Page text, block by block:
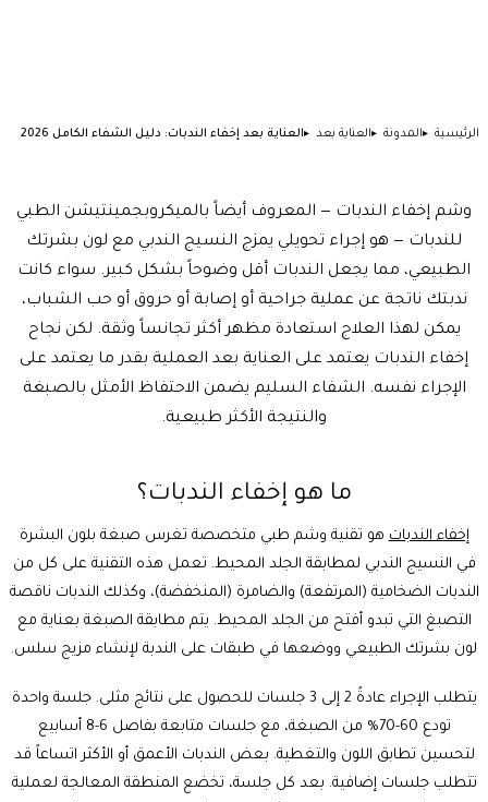
الرئيسية المدونة العناية بعد العناية بعد إخفاء الندبات: دليل الشفاء الكامل 2026
وشم إخفاء الندبات — المعروف أيضاً بالميكروبجمينتيشن الطبي
للندبات — هو إجراء تحويلي يمزج النسيج الندبي مع لون بشرتك
الطبيعي، مما يجعل الندبات أقل وضوحاً بشكل كبير. سواء كانت
ندبتك ناتجة عن عملية جراحية أو إصابة أو حروق أو حب الشباب،
يمكن لهذا العلاج استعادة مظهر أكثر تجانساً وثقة. لكن نجاح
إخفاء الندبات يعتمد على العناية بعد العملية بقدر ما يعتمد على
الإجراء نفسه. الشفاء السليم يضمن الاحتفاظ الأمثل بالصبغة
والنتيجة الأكثر طبيعية.
ما هو إخفاء الندبات؟
إخفاء الندبات هو تقنية وشم طبي متخصصة تغرس صبغة بلون البشرة
في النسيج الندبي لمطابقة الجلد المحيط. تعمل هذه التقنية على كل من
الندبات الضخامية (المرتفعة) والضامرة (المنخفضة)، وكذلك الندبات ناقصة
التصبغ التي تبدو أفتح من الجلد المحيط. يتم مطابقة الصبغة بعناية مع
لون بشرتك الطبيعي ووضعها في طبقات على الندبة لإنشاء مزيج سلس.
يتطلب الإجراء عادةً 2 إلى 3 جلسات للحصول على نتائج مثلى. جلسة واحدة
تودع 60-70% من الصبغة، مع جلسات متابعة بفاصل 6-8 أسابيع
لتحسين تطابق اللون والتغطية. بعض الندبات الأعمق أو الأكثر اتساعاً قد
تتطلب جلسات إضافية. بعد كل جلسة، تخضع المنطقة المعالجة لعملية